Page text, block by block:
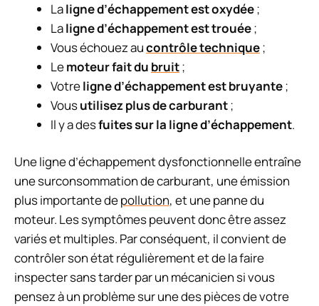
Laligne d’échappement est oxydée;
Laligne d’échappement est trouée;
Vous échouez aucontrôle technique;
Lemoteur fait du bruit;
Votreligne d’échappement est bruyante;
Vousutilisez plus de carburant;
Il y a desfuites sur la ligne d’échappement.
Une ligne d’échappement dysfonctionnelle entraîne
une surconsommation de carburant, une émission
plus importante depollution, et une panne du
moteur. Les symptômes peuvent donc être assez
variés et multiples. Par conséquent, il convient de
contrôler son état régulièrement et de la faire
inspecter sans tarder par un mécanicien si vous
pensez à un problème sur une des pièces de votre